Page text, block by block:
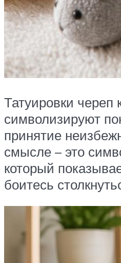
Татуировки череп
символизируют
принятие
смысле – это
который
боитесь